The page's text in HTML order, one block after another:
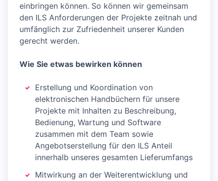
einbringen können. So können wir gemeinsam
den ILS Anforderungen der Projekte zeitnah und
umfänglich zur Zufriedenheit unserer Kunden
gerecht werden.
Wie Sie etwas bewirken können
Erstellung und Koordination von
elektronischen Handbüchern für unsere
Projekte mit Inhalten zu Beschreibung,
Bedienung, Wartung und Software
zusammen mit dem Team sowie
Angebotserstellung für den ILS Anteil
innerhalb unseres gesamten Lieferumfangs
Mitwirkung an der Weiterentwicklung und